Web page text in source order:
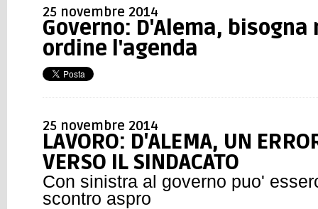
25 novembre 2014
Governo: D'Alema,
ordine l'agenda
25 novembre 2014
LAVORO: D'ALEMA, UN
VERSO IL SINDACATO
Con sinistra al governo puo'
scontro aspro